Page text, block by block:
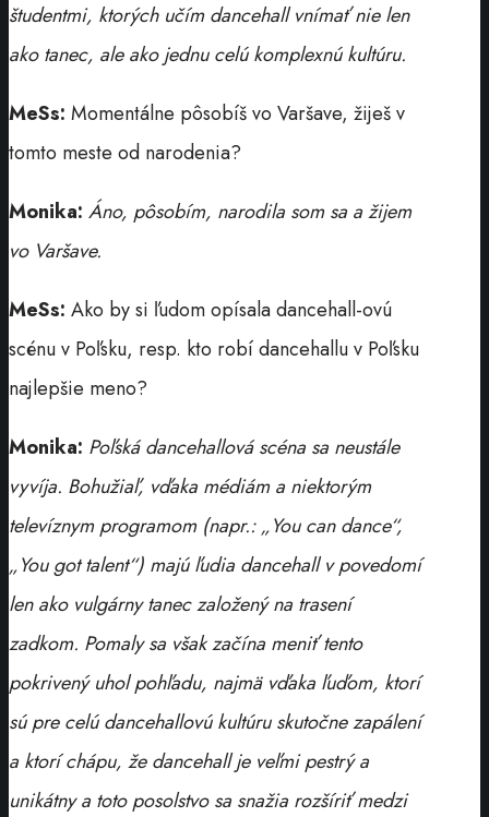
študentmi, ktorých učím dancehall vnímať nie len
ako tanec, ale ako jednu celú komplexnú kultúru.
MeSs: Momentálne pôsobíš vo Varšave, žiješ v
tomto meste od narodenia?
Monika: Áno, pôsobím, narodila som sa a žijem
vo Varšave.
MeSs: Ako by si ľudom opísala dancehall-ovú
scénu v Poľsku, resp. kto robí dancehallu v Poľsku
najlepšie meno?
Monika: Poľská dancehallová scéna sa neustále
vyvíja. Bohužiaľ, vďaka médiám a niektorým
televíznym programom (napr.: „You can dance“,
„You got talent“) majú ľudia dancehall v povedomí
len ako vulgárny tanec založený na trasení
zadkom. Pomaly sa však začína meniť tento
pokrivený uhol pohľadu, najmä vďaka ľuďom, ktorí
sú pre celú dancehallovú kultúru skutočne zapálení
a ktorí chápu, že dancehall je veľmi pestrý a
unikátny a toto posolstvo sa snažia rozšíriť medzi